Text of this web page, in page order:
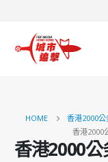
HOME 香港2000
香港2000
香港2000